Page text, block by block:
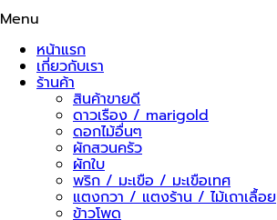
Menu
หน้าแรก
เกี่ยวกับเรา
ร้านค้า
สินค้าขายดี
ดาวเรือง / marigold
ดอกไม้อื่นๆ
ผักสวนครัว
ผักใบ
พริก / มะเขือ / มะเขือเทศ
แตงกวา / แตงร้าน / ไม้เถาเลื้อย
ข้าวโพด